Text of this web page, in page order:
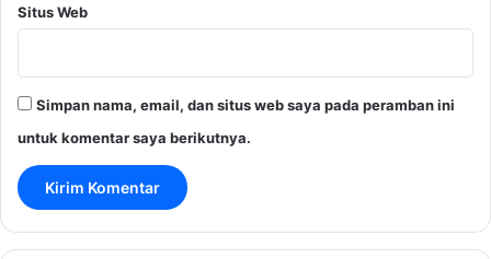
Situs Web
Simpan nama, email, dan situs web saya pada peramban ini
untuk komentar saya berikutnya.